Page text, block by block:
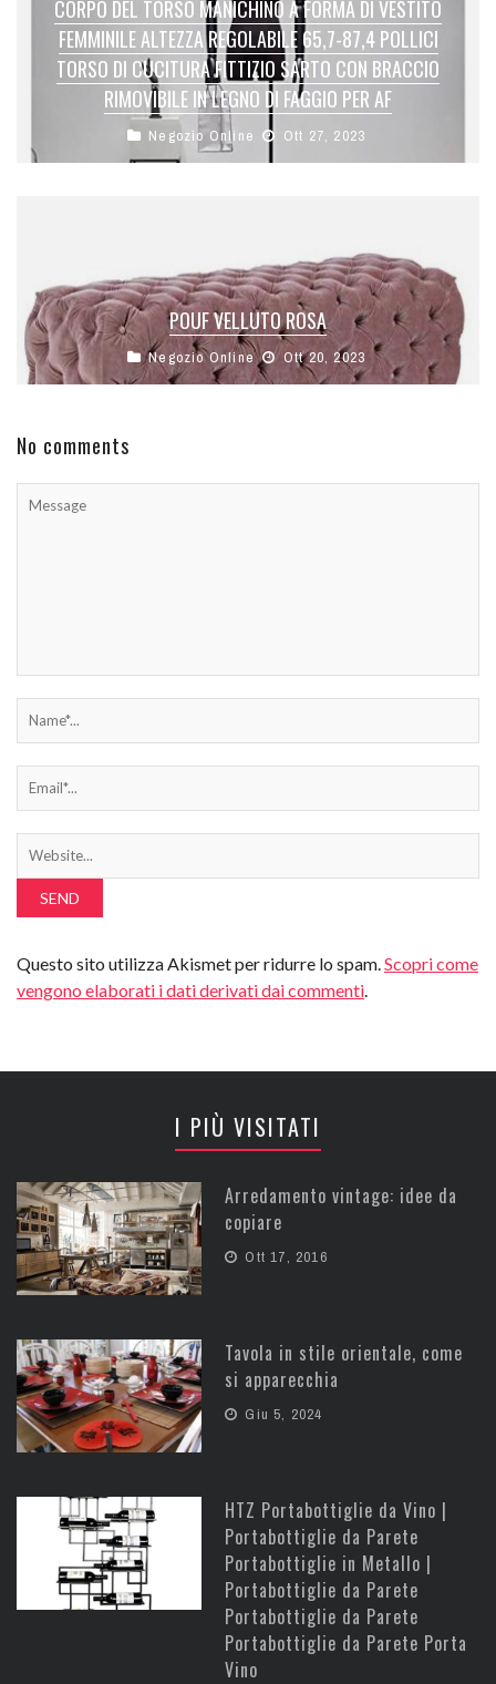
CORPO DEL TORSO MANICHINO A FORMA DI VESTITO
FEMMINILE ALTEZZA REGOLABILE 65,7-87,4 POLLICI
TORSO DI CUCITURA FITTIZIO SARTO CON BRACCIO
RIMOVIBILE IN LEGNO DI FAGGIO PER AF
Negozio Online Ott 27, 2023
POUF VELLUTO ROSA
Negozio Online Ott 20, 2023
No comments
Questo sito utilizza Akismet per ridurre lo spam.Scopri come
vengono elaborati i dati derivati dai commenti.
I PIÙ VISITATI
Arredamento vintage: idee da
copiare
Ott 17, 2016
Tavola in stile orientale, come
si apparecchia
Giu 5, 2024
HTZ Portabottiglie da Vino |
Portabottiglie da Parete
Portabottiglie in Metallo |
Portabottiglie da Parete
Portabottiglie da Parete
Portabottiglie da Parete Porta
Vino